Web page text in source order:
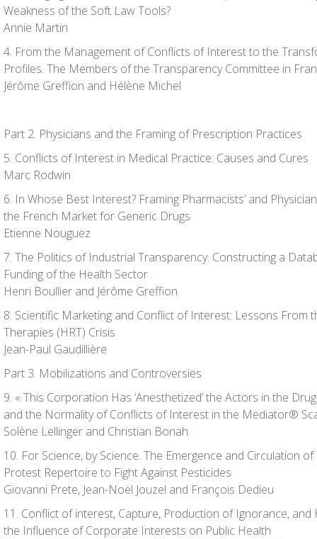
Weakness of the Soft Law Tools?
Annie Martin
4. From the Management of Conflicts of Interest to the
Profiles. The Members of the Transparency Committee in
Jérôme Greffion and Hélène Michel
Part 2. Physicians and the Framing of Prescription Practices
5. Conflicts of Interest in Medical Practice: Causes and Cures
Marc Rodwin
6. In Whose Best Interest? Framing Pharmacists’ and
the French Market for Generic Drugs
Etienne Nouguez
7. The Politics of Industrial Transparency. Constructing a
Funding of the Health Sector
Henri Boullier and Jérôme Greffion
8. Scientific Marketing and Conflict of Interest: Lessons From
Therapies (HRT) Crisis
Jean-Paul Gaudillière
Part 3. Mobilizations and Controversies
9. « This Corporation Has ‘Anesthetized’ the Actors in the
and the Normality of Conflicts of Interest in the Mediator®
Solène Lellinger and Christian Bonah
10. For Science, by Science. The Emergence and Circulation
Protest Repertoire to Fight Against Pesticides
Giovanni Prete, Jean-Noël Jouzel and François Dedieu
11. Conflict of interest, Capture, Production of Ignorance, and
the Influence of Corporate Interests on Public Health